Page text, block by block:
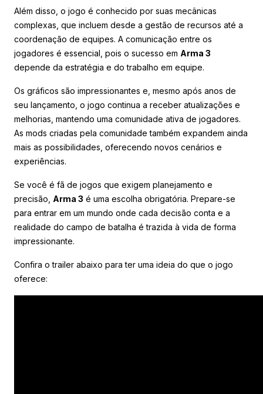
Além disso, o jogo é conhecido por suas mecânicas
complexas, que incluem desde a gestão de recursos até a
coordenação de equipes. A comunicação entre os
jogadores é essencial, pois o sucesso em Arma 3
depende da estratégia e do trabalho em equipe.
Os gráficos são impressionantes e, mesmo após anos de
seu lançamento, o jogo continua a receber atualizações e
melhorias, mantendo uma comunidade ativa de jogadores.
As mods criadas pela comunidade também expandem ainda
mais as possibilidades, oferecendo novos cenários e
experiências.
Se você é fã de jogos que exigem planejamento e
precisão, Arma 3 é uma escolha obrigatória. Prepare-se
para entrar em um mundo onde cada decisão conta e a
realidade do campo de batalha é trazida à vida de forma
impressionante.
Confira o trailer abaixo para ter uma ideia do que o jogo
oferece: